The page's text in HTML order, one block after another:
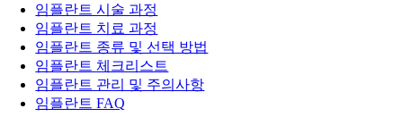
임플란트 시술 과정
임플란트 치료 과정
임플란트 종류 및 선택 방법
임플란트 체크리스트
임플란트 관리 및 주의사항
임플란트 FAQ